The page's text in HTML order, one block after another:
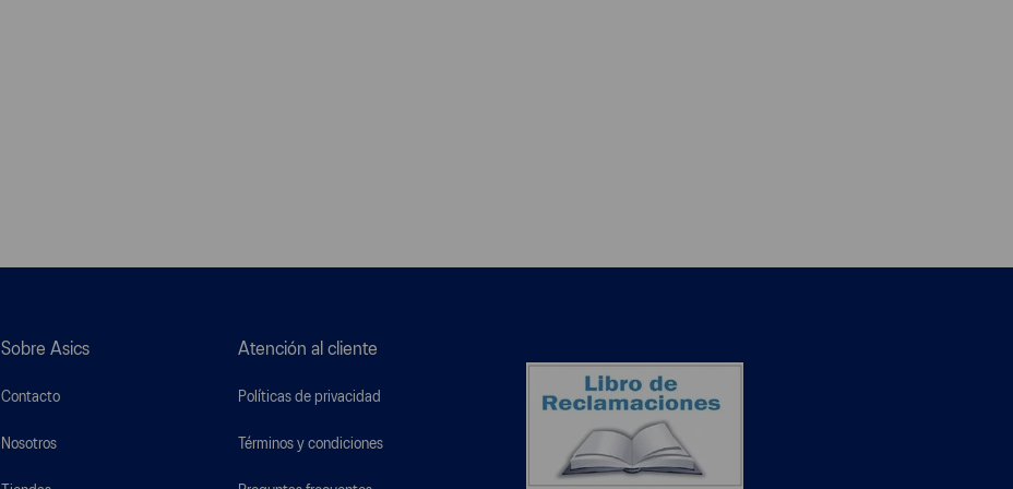
Sobre Asics
Contacto
Nosotros
Atención al cliente
Políticas de privacidad
Términos y condiciones